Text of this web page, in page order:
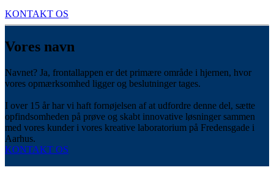
KONTAKT OS
Vores navn
Navnet? Ja, frontallappen er det primære område i hjernen, hvor
vores opmærksomhed ligger og beslutninger tages.
I over 15 år har vi haft fornøjelsen af at udfordre denne del, sætte
opfindsomheden på prøve og skabt innovative løsninger sammen
med vores kunder i vores kreative laboratorium på Fredensgade i
Aarhus.
KONTAKT OS